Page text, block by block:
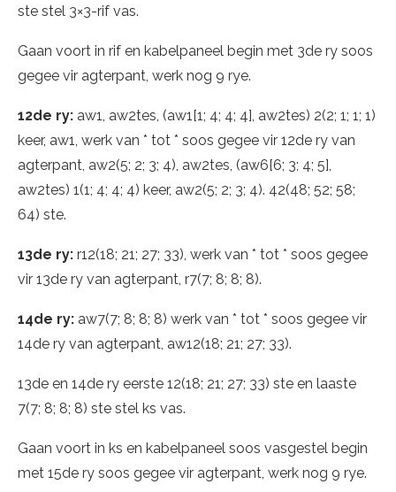
ste stel 3×3-rif vas.
Gaan voort in rif en kabelpaneel begin met 3de ry soos
gegee vir agterpant, werk nog 9 rye.
12de ry: aw1, aw2tes, (aw1[1; 4; 4; 4], aw2tes) 2(2; 1; 1; 1)
keer, aw1, werk van * tot * soos gegee vir 12de ry van
agterpant, aw2(5; 2; 3; 4), aw2tes, (aw6[6; 3; 4; 5],
aw2tes) 1(1; 4; 4; 4) keer, aw2(5; 2; 3; 4). 42(48; 52; 58;
64) ste.
13de ry: r12(18; 21; 27; 33), werk van * tot * soos gegee
vir 13de ry van agterpant, r7(7; 8; 8; 8).
14de ry: aw7(7; 8; 8; 8) werk van * tot * soos gegee vir
14de ry van agterpant, aw12(18; 21; 27; 33).
13de en 14de ry eerste 12(18; 21; 27; 33) ste en laaste
7(7; 8; 8; 8) ste stel ks vas.
Gaan voort in ks en kabelpaneel soos vasgestel begin
met 15de ry soos gegee vir agterpant, werk nog 9 rye.